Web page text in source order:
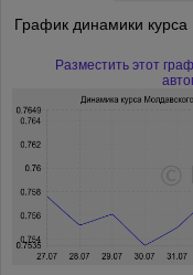
График динамики курса
Разместить этот